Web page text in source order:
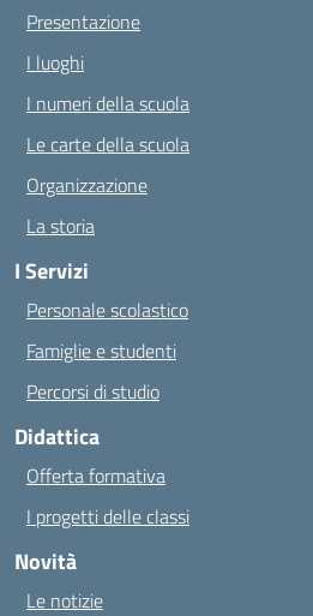
Presentazione
I luoghi
I numeri della scuola
Le carte della scuola
Organizzazione
La storia
I Servizi
Personale scolastico
Famiglie e studenti
Percorsi di studio
Didattica
Offerta formativa
I progetti delle classi
Novità
Le notizie